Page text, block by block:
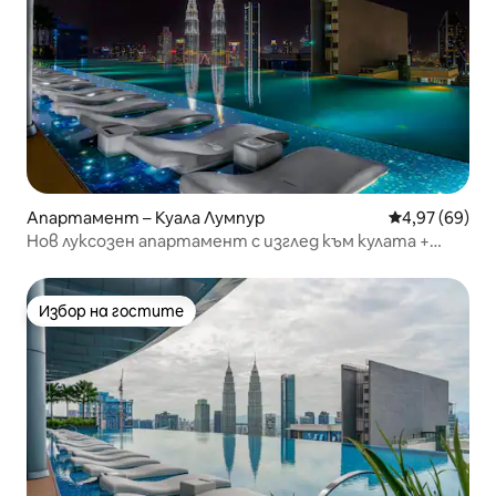
Апартамент – Куала Лумпур Средна
4,97 (69)
Нов луксозен апартамент с изглед към кулата +
Избор на гостите
Избор на гостите